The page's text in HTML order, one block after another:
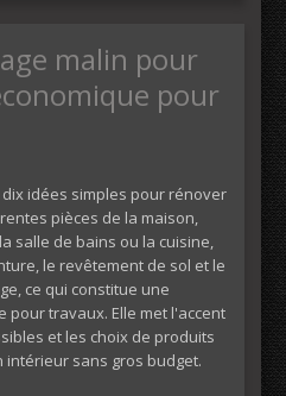
malin pour
pour
idées simples pour rénover
pièces de la maison,
salle de bains ou la cuisine,
le revêtement de sol et le
ce qui constitue une
pour travaux. Elle met l'accent
et les choix de produits
sans gros budget.